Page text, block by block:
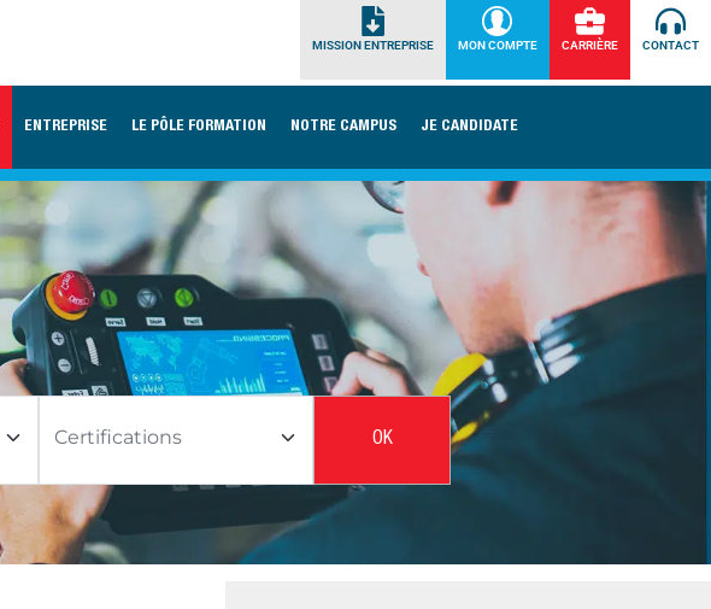
MISSION ENTREPRISE MON COMPTE CARRIÈRE CONTACT
ENTREPRISE LE PÔLE FORMATION NOTRE CAMPUS JE CANDIDATE
OK